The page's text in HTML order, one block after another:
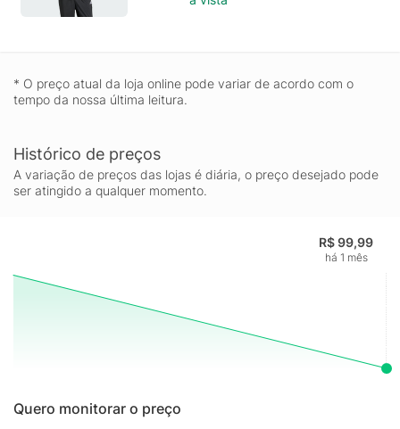
* O preço atual da loja online pode variar de acordo com o
tempo da nossa última leitura.
Histórico de preços
A variação de preços das lojas é diária, o preço desejado pode
ser atingido a qualquer momento.
R$ 99,99
há 1 mês
Quero monitorar o preço